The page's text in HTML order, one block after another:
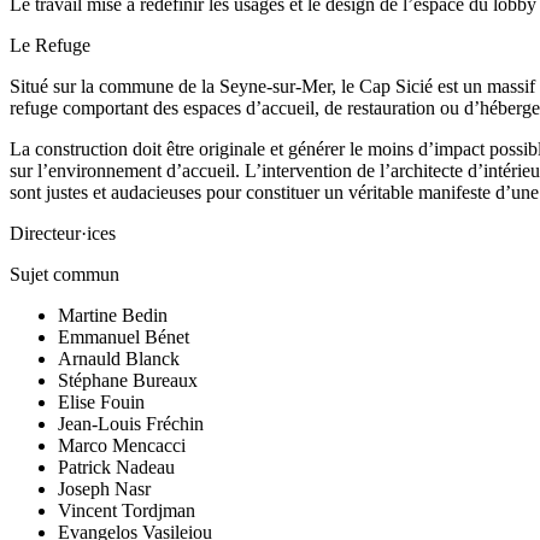
Le Refuge
Situé sur la commune de la Seyne-sur-Mer, le Cap Sicié est un
refuge comportant des espaces d’accueil, de restauration ou
La construction doit être originale et générer le moins d’impact
sur l’environnement d’accueil. L’intervention de l’architecte
sont justes et audacieuses pour constituer un véritable manifeste
Directeur·ices
Sujet commun
Martine Bedin
Emmanuel Bénet
Arnauld Blanck
Stéphane Bureaux
Elise Fouin
Jean-Louis Fréchin
Marco Mencacci
Patrick Nadeau
Joseph Nasr
Vincent Tordjman
Evangelos Vasileiou